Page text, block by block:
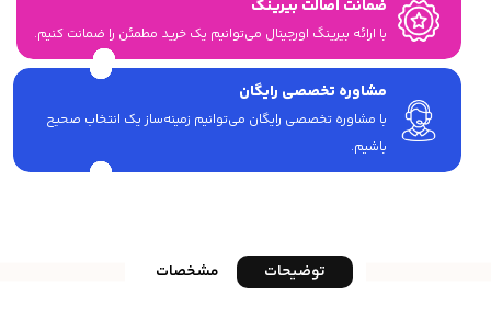
ضمانت اصالت بیرینگ
با ارائه بیرینگ اورجینال می‎‌توانیم یک خرید مطمئن را ضمانت کنیم.
مشاوره تخصصی رایگان
با مشاوره تخصصی رایگان می‌توانیم زمینه‌ساز یک انتخاب صحیح
باشیم.
توضیحات مشخصات